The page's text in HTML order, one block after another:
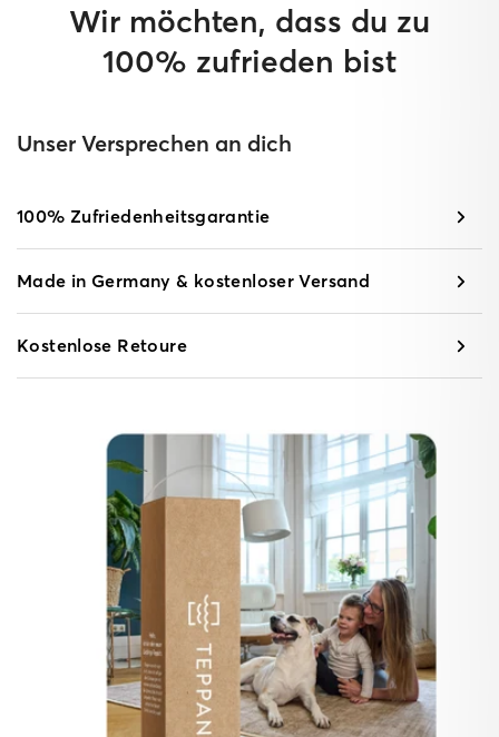
Wir möchten, dass du zu
100% zufrieden bist
Unser Versprechen an dich
100% Zufriedenheitsgarantie
Made in Germany & kostenloser Versand
Kostenlose Retoure